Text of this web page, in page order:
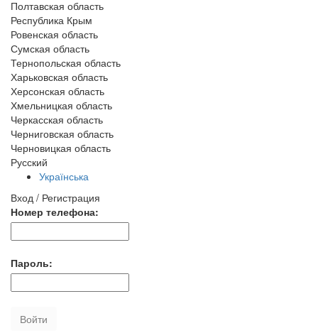
Полтавская область
Республика Крым
Ровенская область
Сумская область
Тернопольская область
Харьковская область
Херсонская область
Хмельницкая область
Черкасская область
Черниговская область
Черновицкая область
Русский
Українська
Вход / Регистрация
Номер телефона:
Пароль:
Войти